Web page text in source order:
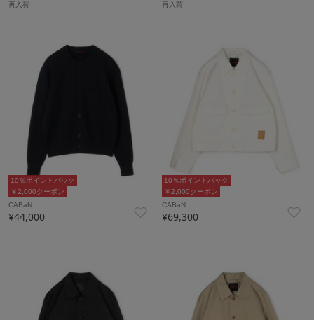
再入荷 再入荷
￥2,000クーポン
10％ポイントバック
CABaN
¥44,000
￥2,000クーポン
10％ポイントバック
CABaN
¥69,300